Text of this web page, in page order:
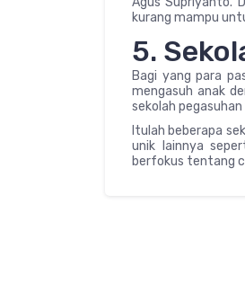
kurang mampu
5.
Bagi yang para
mengasuh anak
sekolah
Itulah beberapa
unik lainnya
berfokus tentang